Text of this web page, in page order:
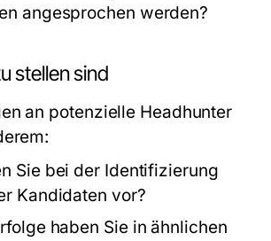
angesprochen werden?
stellen sind
an potenzielle Headhunter
Sie bei der Identifizierung
Kandidaten vor?
haben Sie in ähnlichen